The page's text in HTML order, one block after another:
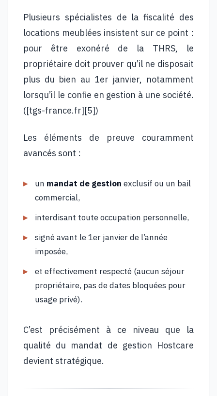
Plusieurs spécialistes de la fiscalité des
locations meublées insistent sur ce point :
pour être exonéré de la THRS, le
propriétaire doit prouver qu’il ne disposait
plus du bien au 1er janvier, notamment
lorsqu’il le confie en gestion à une société.
([tgs-france.fr][5])
Les éléments de preuve couramment
avancés sont :
un mandat de gestion exclusif ou un bail
commercial,
interdisant toute occupation personnelle,
signé avant le 1er janvier de l’année
imposée,
et effectivement respecté (aucun séjour
propriétaire, pas de dates bloquées pour
usage privé).
C’est précisément à ce niveau que la
qualité du mandat de gestion Hostcare
devient stratégique.